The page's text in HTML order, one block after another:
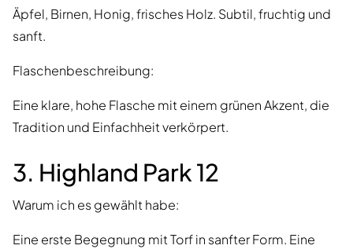
Äpfel, Birnen, Honig, frisches Holz. Subtil, fruchtig und
sanft.
Flaschenbeschreibung:
Eine klare, hohe Flasche mit einem grünen Akzent, die
Tradition und Einfachheit verkörpert.
3. Highland Park 12
Warum ich es gewählt habe:
Eine erste Begegnung mit Torf in sanfter Form. Eine